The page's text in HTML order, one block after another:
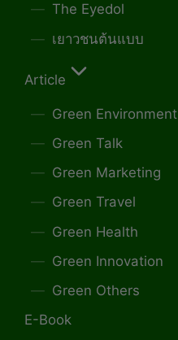
The Eyedol
เยาวชนต้นแบบ
Article
Green Environment
Green Talk
Green Marketing
Green Travel
Green Health
Green Innovation
Green Others
E-Book